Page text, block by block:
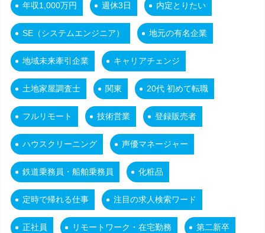
年収1,000万円 週休3日 内定とりたい
SE（システムエンジニア） 地元の有名企業
地域未来牽引企業 キャリアチェンジ
土地家屋調査士 関東 20代 初めて転職
フルリモート 技術営業 登録販売者
ハウスクリーニング 声優マネージャー
鉄道乗務員・船舶乗務員 化粧品
定時で帰れる仕事 注目の求人検索ワード
正社員 リモートワーク・在宅勤務 第二新卒